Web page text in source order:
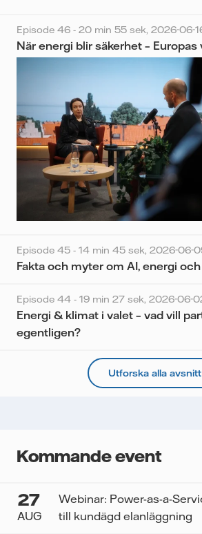
Episode 46 - 20 min 55 sek, 2026-06-
När energi blir säkerhet – Europas
Episode 45 - 14 min 45 sek, 2026-06-
Fakta och myter om AI, energi
Episode 44 - 19 min 27 sek, 2026-06-
Energi & klimat i valet – vad vill
egentligen?
Utforska alla avsnitt
Kommande event
27
AUG
Webinar: Power-as-a-
till kundägd elanläggning